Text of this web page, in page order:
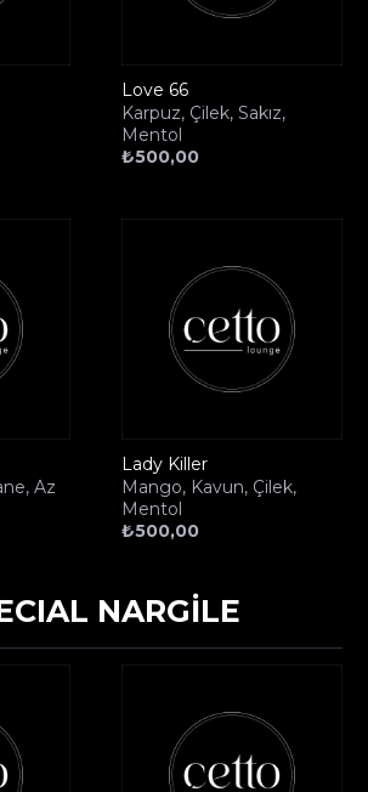
Love 66
Karpuz, Çilek, Sakız,
Mentol
₺500,00
Az
Lady Killer
Mango, Kavun, Çilek,
Mentol
₺500,00
NARGİLE